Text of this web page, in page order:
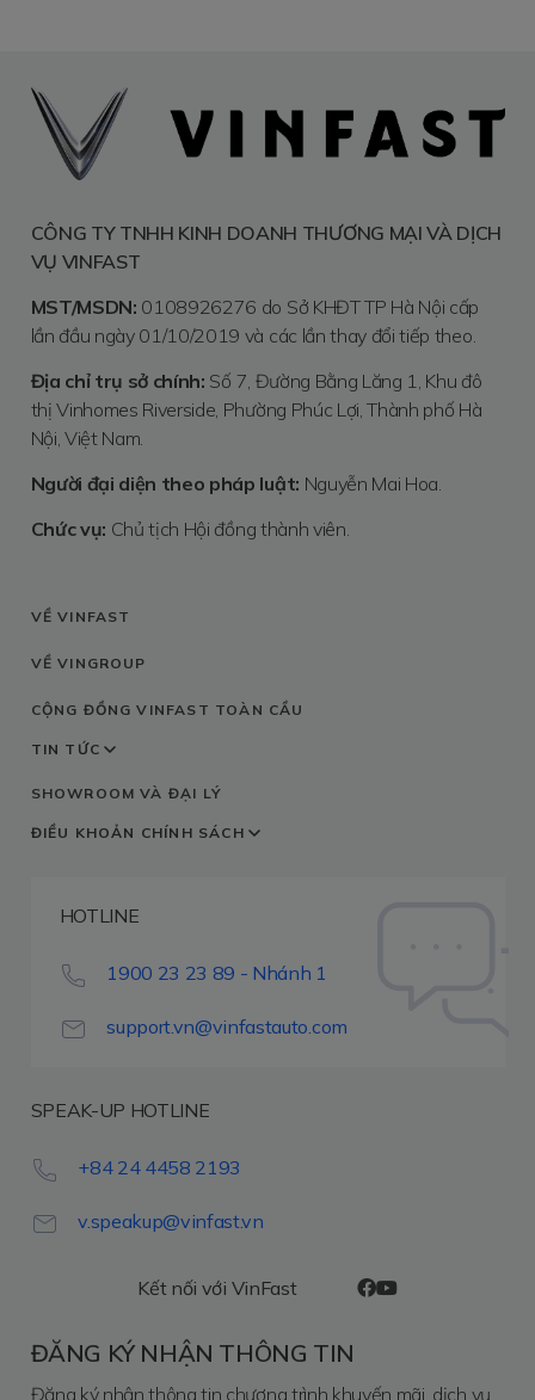
CÔNG TY TNHH KINH DOANH THƯƠNG MẠI VÀ DỊCH
VỤ VINFAST
MST/MSDN: 0108926276 do Sở KHĐT TP Hà Nội cấp
lần đầu ngày 01/10/2019 và các lần thay đổi tiếp theo.
Địa chỉ trụ sở chính: Số 7, Đường Bằng Lăng 1, Khu đô
thị Vinhomes Riverside, Phường Phúc Lợi, Thành phố Hà
Nội, Việt Nam.
Người đại diện theo pháp luật: Nguyễn Mai Hoa.
Chức vụ: Chủ tịch Hội đồng thành viên.
VỀ VINFAST
VỀ VINGROUP
CỘNG ĐỒNG VINFAST TOÀN CẦU
TIN TỨC
SHOWROOM VÀ ĐẠI LÝ
ĐIỀU KHOẢN CHÍNH SÁCH
HOTLINE
1900 23 23 89 - Nhánh 1
support.vn@vinfastauto.com
SPEAK-UP HOTLINE
+84 24 4458 2193
v.speakup@vinfast.vn
Kết nối với VinFast
ĐĂNG KÝ NHẬN THÔNG TIN
Đăng ký nhận thông tin chương trình khuyến mãi, dịch vụ